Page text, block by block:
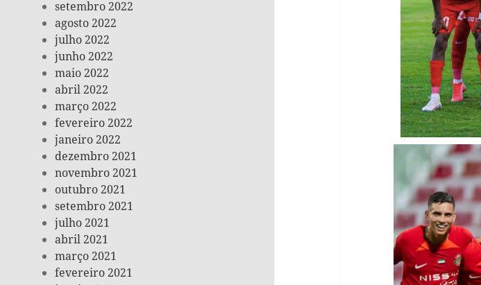
setembro 2022
agosto 2022
julho 2022
junho 2022
maio 2022
abril 2022
março 2022
fevereiro 2022
janeiro 2022
dezembro 2021
novembro 2021
outubro 2021
setembro 2021
julho 2021
abril 2021
março 2021
fevereiro 2021